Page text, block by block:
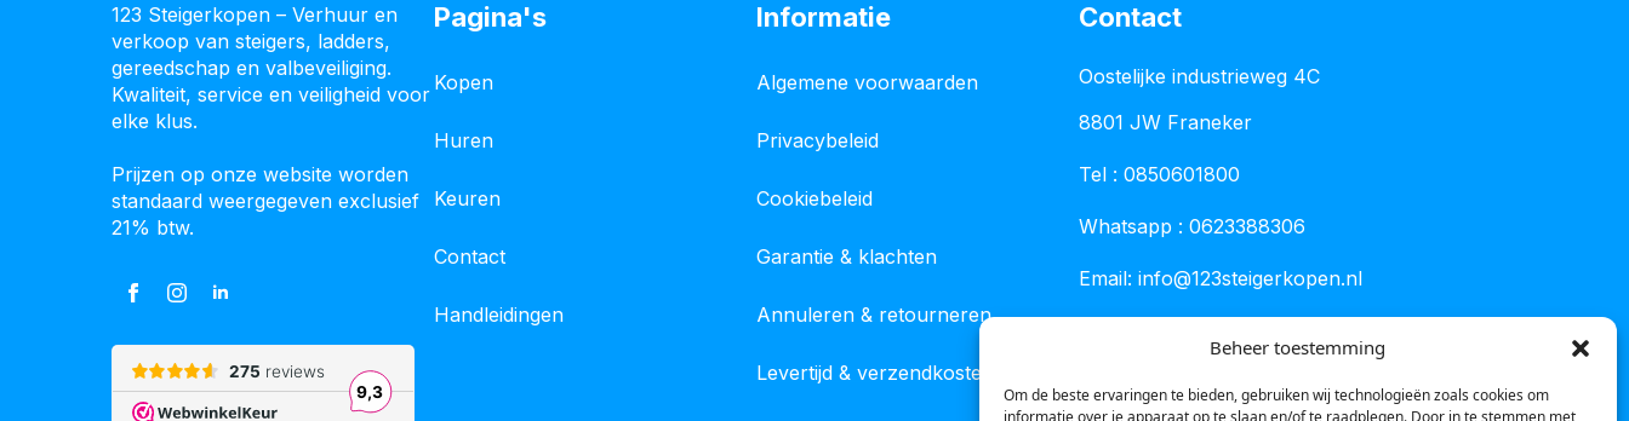
Beheer toestemming
Om de beste ervaringen te bieden, gebruiken wij technologieën zoals cookies om
informatie over je apparaat op te slaan en/of te raadplegen. Door in te stemmen met
123 Steigerkopen – Verhuur en
verkoop van steigers, ladders,
gereedschap en valbeveiliging.
Kwaliteit, service en veiligheid voor
elke klus.
Prijzen op onze website worden
standaard weergegeven exclusief
21% btw.
Pagina's
Kopen
Huren
Keuren
Contact
Handleidingen
Informatie
Algemene voorwaarden
Privacybeleid
Cookiebeleid
Garantie & klachten
Annuleren & retourneren
Levertijd & verzendkosten
Contact
Oostelijke industrieweg 4C
8801 JW Franeker
Tel : 0850601800
Whatsapp : 0623388306
Email: info@123steigerkopen.nl